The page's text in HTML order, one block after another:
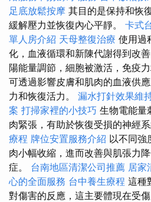
足底放鬆按摩 其目的是保持和恢
緩解壓力並恢復內心平靜。 卡式
單人房介紹 天母整復治療 使用過
化，血液循環和新陳代謝得到改
陽能量調節，細胞被激活，免疫
可透過影響皮膚和肌肉的血液供
力和恢復活力。 漏水打針效果維
案 打掃家裡的小技巧 生物電能量
肉緊張，有助於恢復受損的神經系
療程 牌位安置服務介紹 以不同強
肉小幅收縮，進而改善與肌張力
症。 台南地區清潔公司推薦 居家
心的全面服務 台中養生療程 這種
對傷害的反應，這主要體現在受